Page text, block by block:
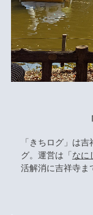
「きちログ」は
グ。運営は「 なに
活解消に吉祥寺ま